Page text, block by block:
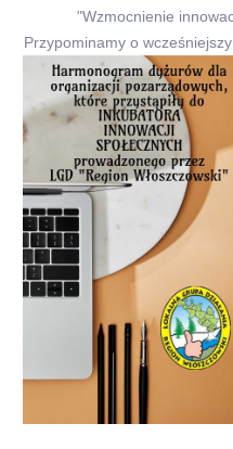
"Wzmocnienie
Przypominamy o